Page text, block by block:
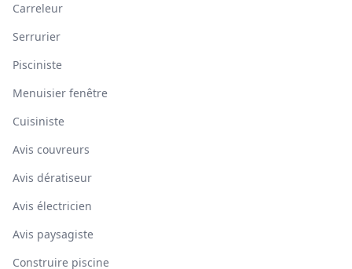
Carreleur
Serrurier
Pisciniste
Menuisier fenêtre
Cuisiniste
Avis couvreurs
Avis dératiseur
Avis électricien
Avis paysagiste
Construire piscine